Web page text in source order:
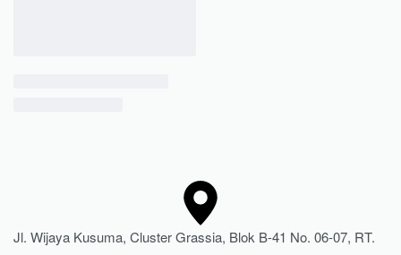
Jl. Wijaya Kusuma, Cluster Grassia, Blok B-41 No. 06-07, RT.